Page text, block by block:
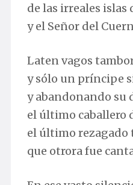
de las irreales islas
y el Señor del
Laten vagos
y sólo un príncipe
y abandonando su
el último caballero
el último rezagado
que otrora fue